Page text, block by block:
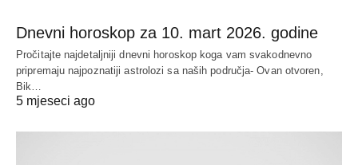
Dnevni horoskop za 10. mart 2026. godine
Pročitajte najdetaljniji dnevni horoskop koga vam svakodnevno
pripremaju najpoznatiji astrolozi sa naših područja- Ovan otvoren,
Bik…
5 mjeseci ago